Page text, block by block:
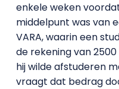
enkele weken
middelpunt was van
VARA, waarin een
de rekening van
hij wilde afstuderen
vraagt dat bedrag